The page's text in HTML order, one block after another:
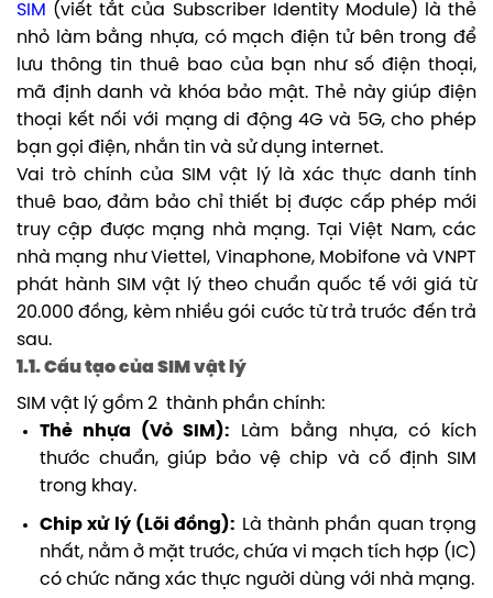
SIM (viết tắt của Subscriber Identity Module) là thẻ
nhỏ làm bằng nhựa, có mạch điện tử bên trong để
lưu thông tin thuê bao của bạn như số điện thoại,
mã định danh và khóa bảo mật. Thẻ này giúp điện
thoại kết nối với mạng di động 4G và 5G, cho phép
bạn gọi điện, nhắn tin và sử dụng internet.
Vai trò chính của SIM vật lý là xác thực danh tính
thuê bao, đảm bảo chỉ thiết bị được cấp phép mới
truy cập được mạng nhà mạng. Tại Việt Nam, các
nhà mạng như Viettel, Vinaphone, Mobifone và VNPT
phát hành SIM vật lý theo chuẩn quốc tế với giá từ
20.000 đồng, kèm nhiều gói cước từ trả trước đến trả
sau.
1.1. Cấu tạo của SIM vật lý
SIM vật lý gồm 2 thành phần chính:
Thẻ nhựa (Vỏ SIM): Làm bằng nhựa, có kích
thước chuẩn, giúp bảo vệ chip và cố định SIM
trong khay.
Chip xử lý (Lõi đồng): Là thành phần quan trọng
nhất, nằm ở mặt trước, chứa vi mạch tích hợp (IC)
có chức năng xác thực người dùng với nhà mạng.